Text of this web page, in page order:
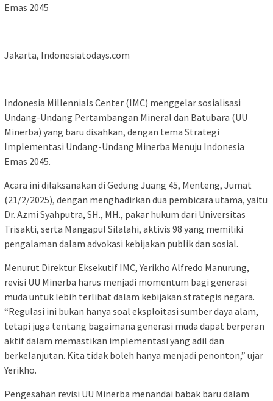
Emas 2045
Jakarta, Indonesiatodays.com
Indonesia Millennials Center (IMC) menggelar sosialisasi
Undang-Undang Pertambangan Mineral dan Batubara (UU
Minerba) yang baru disahkan, dengan tema Strategi
Implementasi Undang-Undang Minerba Menuju Indonesia
Emas 2045.
Acara ini dilaksanakan di Gedung Juang 45, Menteng, Jumat
(21/2/2025), dengan menghadirkan dua pembicara utama, yaitu
Dr. Azmi Syahputra, SH., MH., pakar hukum dari Universitas
Trisakti, serta Mangapul Silalahi, aktivis 98 yang memiliki
pengalaman dalam advokasi kebijakan publik dan sosial.
Menurut Direktur Eksekutif IMC, Yerikho Alfredo Manurung,
revisi UU Minerba harus menjadi momentum bagi generasi
muda untuk lebih terlibat dalam kebijakan strategis negara.
“Regulasi ini bukan hanya soal eksploitasi sumber daya alam,
tetapi juga tentang bagaimana generasi muda dapat berperan
aktif dalam memastikan implementasi yang adil dan
berkelanjutan. Kita tidak boleh hanya menjadi penonton,” ujar
Yerikho.
Pengesahan revisi UU Minerba menandai babak baru dalam